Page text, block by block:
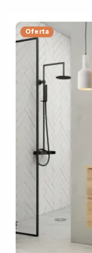
Oferta